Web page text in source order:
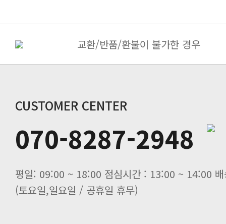
교환/반품/환불이 불가한 경우
CUSTOMER CENTER
070-8287-2948
(토요일,일요일 / 공휴일 휴무)